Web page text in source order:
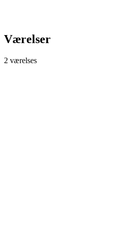
Værelser
2 værelses